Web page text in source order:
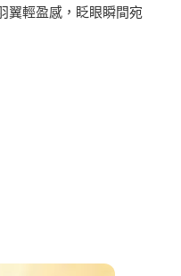
翼輕盈感，眨眼瞬間宛